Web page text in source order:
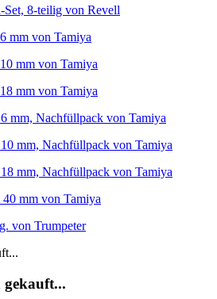
Set, 8-teilig von Revell
mm von Tamiya
mm von Tamiya
mm von Tamiya
mm, Nachfüllpack von Tamiya
mm, Nachfüllpack von Tamiya
mm, Nachfüllpack von Tamiya
mm von Tamiya
von Trumpeter
gekauft...